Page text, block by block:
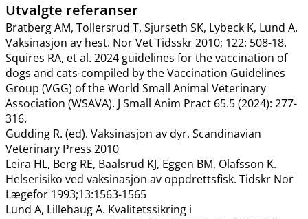
Utvalgte referanser
Bratberg AM, Tollersrud T, Sjurseth SK, Lybeck K, Lund A.
Vaksinasjon av hest. Nor Vet Tidsskr 2010; 122: 508-18.
Squires RA, et al. 2024 guidelines for the vaccination of
dogs and cats-compiled by the Vaccination Guidelines
Group (VGG) of the World Small Animal Veterinary
Association (WSAVA). J Small Anim Pract 65.5 (2024): 277-
316.
Gudding R. (ed). Vaksinasjon av dyr. Scandinavian
Veterinary Press 2010
Leira HL, Berg RE, Baalsrud KJ, Eggen BM, Olafsson K.
Helserisiko ved vaksinasjon av oppdrettsfisk. Tidskr Nor
Lægefor 1993;13:1563-1565
Lund A, Lillehaug A. Kvalitetssikring i